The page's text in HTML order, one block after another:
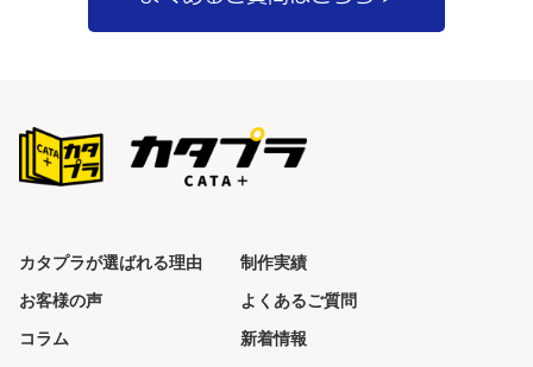
カタプラが選ばれる理由
制作実績
お客様の声
よくあるご質問
コラム
新着情報